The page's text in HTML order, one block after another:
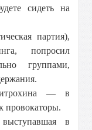
сидеть на
партия),
попросил
группами,
— в
провокаторы.
в